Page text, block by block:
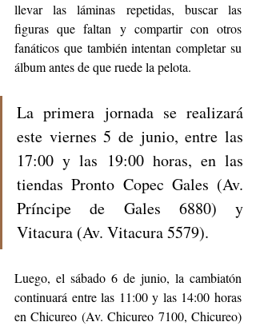
llevar las láminas repetidas, buscar las
figuras que faltan y compartir con otros
fanáticos que también intentan completar su
álbum antes de que ruede la pelota.
La primera jornada se realizará
este viernes 5 de junio, entre las
17:00 y las 19:00 horas, en las
tiendas Pronto Copec Gales (Av.
Príncipe de Gales 6880) y
Vitacura (Av. Vitacura 5579).
Luego, el sábado 6 de junio, la cambiatón
continuará entre las 11:00 y las 14:00 horas
en Chicureo (Av. Chicureo 7100, Chicureo)